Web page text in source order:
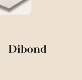
Dibond